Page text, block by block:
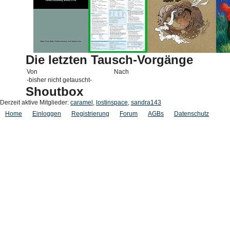
Die letzten Tausch-Vorgänge
Von
Nach
-bisher nicht getauscht-
Shoutbox
Derzeit aktive Mitglieder: caramel , lostinspace, sandra143
Home
Einloggen Registrierung Forum AGBs Datenschutz